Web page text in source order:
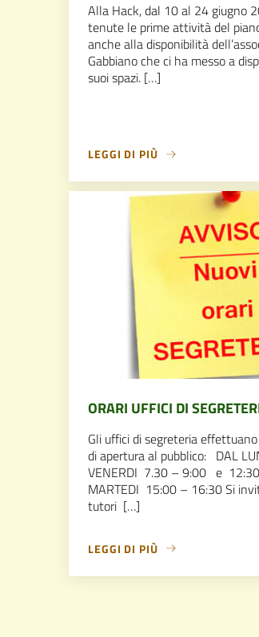
Alla Hack, dal 10 al 24 giugno
tenute le prime attività del
anche alla disponibilità
Gabbiano che ci ha messo a
suoi spazi. […]
LEGGI DI PIÙ
ORARI UFFICI DI
Gli uffici di segreteria
di apertura al pubblico: DAL
VENERDI 7.30 – 9:00 e
MARTEDI 15:00 – 16:30 Si
tutori […]
LEGGI DI PIÙ